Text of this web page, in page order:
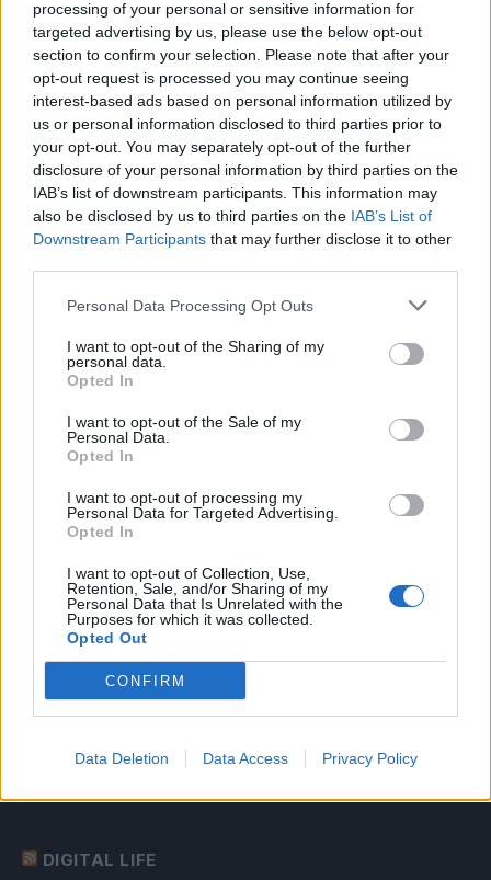
processing of your personal or sensitive information for
targeted advertising by us, please use the below opt-out
section to confirm your selection. Please note that after your
opt-out request is processed you may continue seeing
interest-based ads based on personal information utilized by
us or personal information disclosed to third parties prior to
your opt-out. You may separately opt-out of the further
disclosure of your personal information by third parties on the
IAB’s list of downstream participants. This information may
also be disclosed by us to third parties on the IAB’s List of
Downstream Participants that may further disclose it to other
Personal Data Processing Opt Outs
I want to opt-out of the Sharing of my
personal data.
Opted In
I want to opt-out of the Sale of my
Personal Data.
Opted In
I want to opt-out of processing my
Personal Data for Targeted Advertising.
Opted In
I want to opt-out of Collection, Use,
Retention, Sale, and/or Sharing of my
Personal Data that Is Unrelated with the
Purposes for which it was collected.
Opted Out
CONFIRM
Data Deletion Data Access Privacy Policy
Ο Όμιλος Qualco Αποκτά το 50,1% της
Multiverse
6 Αυγούστου 2026
Όμιλος Σαρακάκη: Παραχώρησε το
νέο Maxus T60 Max στην ΕΠΟΜΕΑ
Βιλίων
6 Αυγούστου 2026
INFOCOM
Η SpaceX προβλέπει ρόλο-κλειδί της Starlink στην
παγκόσμια συνδεσιμότητα
διαβούλευση
Η επενδυτική κούρσα στην AI ξεπερνά το ένα τρισ.
Δύναμη – Ενέργεια – Ηypercomputing: Η Ελλάδα αποκτά
υποδομές και μεγαλύτερες φιλοδοξίες! [Weekly Telecom]
Financial Times για 4η συνεχόμενη χρονιά
Η επιστροφή που δεν έγινε
diadikasia: ο Αριστόδημος Θωμόπουλος αναλαμβάνει
Διευθύνων Σύμβουλος
DIGITAL LIFE